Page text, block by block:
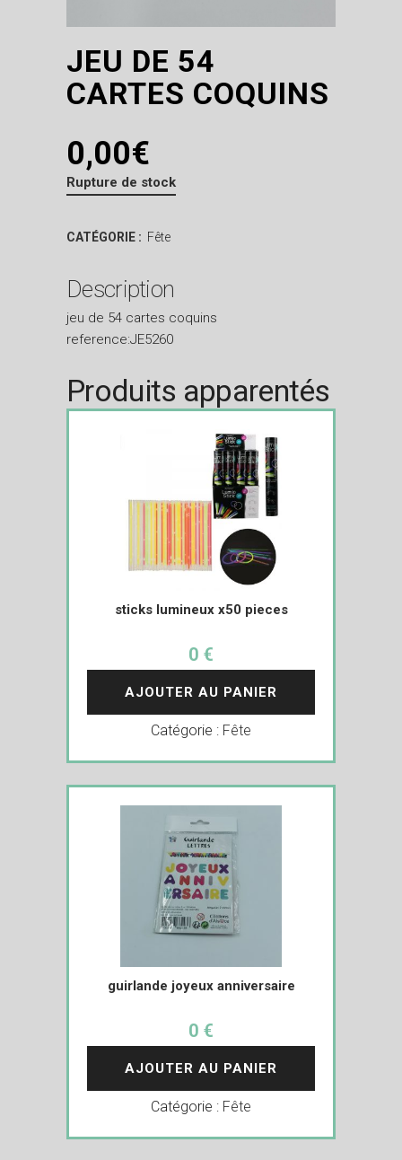
JEU DE 54
CARTES COQUINS
0,00€
Rupture de stock
CATÉGORIE : Fête
Description
jeu de 54 cartes coquins
reference:JE5260
Produits apparentés
sticks lumineux x50 pieces
0 €
AJOUTER AU PANIER
Catégorie : Fête
guirlande joyeux anniversaire
0 €
AJOUTER AU PANIER
Catégorie : Fête